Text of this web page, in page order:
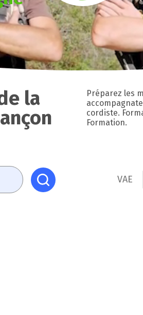
la
Préparez les
cordiste.
Formation.
VAE